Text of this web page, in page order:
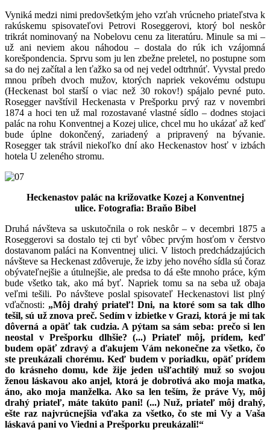
Vyniká medzi nimi predovšetkým jeho vzťah vrúcneho priateľstva k
rakúskemu spisovateľovi Petrovi Roseggerovi, ktorý bol neskôr
trikrát nominovaný na Nobelovu cenu za literatúru. Minule sa mi –
už ani neviem akou náhodou – dostala do rúk ich vzájomná
korešpondencia. Sprvu som ju len zbežne preletel, no postupne som
sa do nej začítal a len ťažko sa od nej vedel odtrhnúť. Vyvstal predo
mnou príbeh dvoch mužov, ktorých napriek vekovému odstupu
(Heckenast bol starší o viac než 30 rokov!) spájalo pevné puto.
Rosegger navštívil Heckenasta v Prešporku prvý raz v novembri
1874 a hoci ten už mal rozostavané vlastné sídlo – dodnes stojaci
palác na rohu Konventnej a Kozej ulice, chcel mu ho ukázať až keď
bude úplne dokončený, zariadený a pripravený na bývanie.
Rosegger tak strávil niekoľko dní ako Heckenastov hosť v izbách
hotela U zeleného stromu.
Heckenastov palác na križovatke Kozej a Konventnej
ulice. Fotografia: Braňo Bibel
Druhá návšteva sa uskutočnila o rok neskôr – v decembri 1875 a
Roseggerovi sa dostalo tej cti byť vôbec prvým hosťom v čerstvo
dostavanom paláci na Konventnej ulici. V listoch predchádzajúcich
návšteve sa Heckenast zdôveruje, že izby jeho nového sídla sú čoraz
obývateľnejšie a útulnejšie, ale predsa to dá ešte mnoho práce, kým
bude všetko tak, ako má byť. Napriek tomu sa na seba už obaja
veľmi tešili. Po návšteve poslal spisovateľ Heckenastovi list plný
vďačnosti: „Môj drahý priateľ! Dni, na ktoré som sa tak dlho
tešil, sú už znova preč. Sedím v izbietke v Grazi, ktorá je mi tak
dôverná a opäť tak cudzia. A pýtam sa sám seba: prečo si len
neostal v Prešporku dlhšie? (...) Priateľ môj, prídem, keď
budem opäť zdravý a ďakujem Vám nekonečne za všetko, čo
ste preukázali chorému. Keď budem v poriadku, opäť prídem
do krásneho domu, kde žije jeden ušľachtilý muž so svojou
ženou láskavou ako anjel, ktorá je dobrotivá ako moja matka,
áno, ako moja manželka. Ako sa len teším, že práve Vy, môj
drahý priateľ, máte takúto pani! (...) Nuž, priateľ môj drahý,
ešte raz najvrúcnejšia vďaka za všetko, čo ste mi Vy a Vaša
láskavá pani vo Viedni a Prešporku preukázali!“